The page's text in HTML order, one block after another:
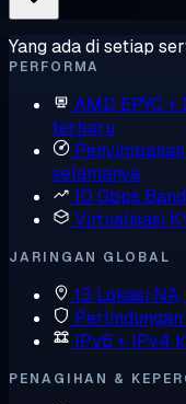
Yang ada di setiap
PERFORMA
AMD EPYC +
terbaru
selamanya
10 Gbps
Virtualisasi
JARINGAN GLOBAL
13 Lokasi
Perlindungan
IPv6 + IPv4
PENAGIHAN &